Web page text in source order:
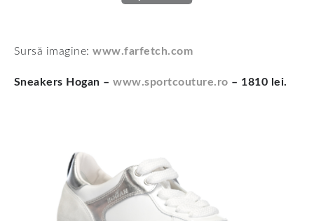
Sursă imagine:www.farfetch.com
Sneakers Hogan –www.sportcouture.ro – 1810 lei.